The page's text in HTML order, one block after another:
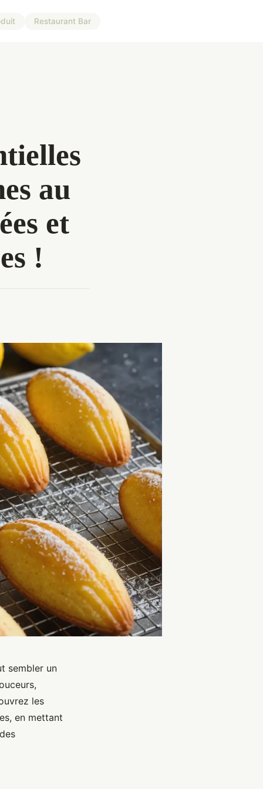
Restaurant Bar
au
et
!
sembler un
les
en mettant